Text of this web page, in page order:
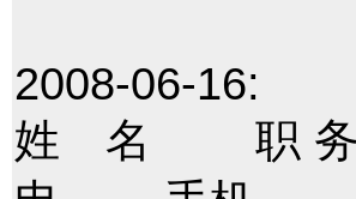
2008-06-16:
姓 名